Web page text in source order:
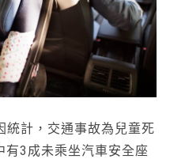
統計，交通事故為兒童死
有3成未乘坐汽車安全座